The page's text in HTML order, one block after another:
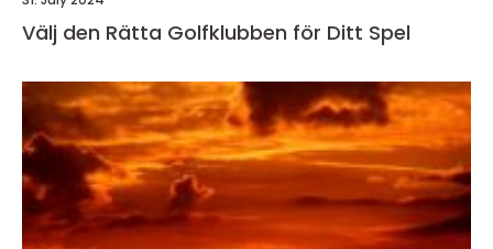
Välj den Rätta Golfklubben för Ditt Spel